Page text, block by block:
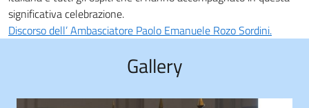
significativa celebrazione.
Discorso dell’ Ambasciatore Paolo Emanuele Rozo Sordini.
Gallery